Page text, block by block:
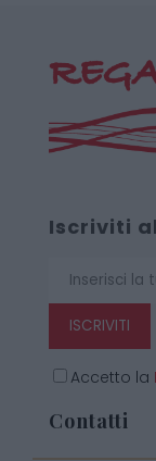
Iscriviti
ISCRIVITI
Accetto la
Contatti